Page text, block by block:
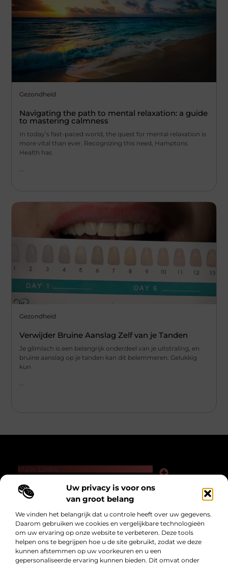
Uw privacy is voor ons
van groot belang
We vinden het belangrijk dat u controle heeft over uw gegevens.
Daarom gebruiken we cookies en vergelijkbare technologieën
om uw ervaring op onze website te verbeteren. Deze tools
helpen ons te begrijpen hoe u de site gebruikt, zodat we deze
kunnen afstemmen op uw voorkeuren en u een
gepersonaliseerde ervaring kunnen bieden. Dit omvat onder
Gezondheid
Navigating the path to mental relaxation: a guide
to mastering calmness
In today’s fast-paced world, the quest for mental relaxation is
more vital than ever. Recognizing this need, Hamptons
Health has
Gezondheid
Verwijder Bruine Aanslag Zelf van je Tanden
Je glimlach is een belangrijk onderdeel van je uitstraling, en
bruine aanslag op je tanden kan dit belemmeren. Gelukkig
kun
...
Bericht categorie